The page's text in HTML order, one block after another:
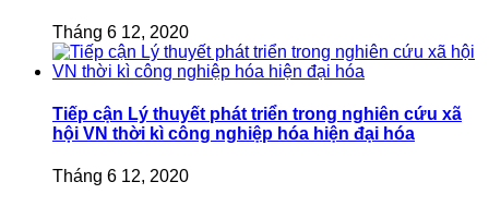
Tháng 6 12, 2020
Tiếp cận Lý thuyết phát triển trong nghiên cứu xã
hội VN thời kì công nghiệp hóa hiện đại hóa
Tháng 6 12, 2020